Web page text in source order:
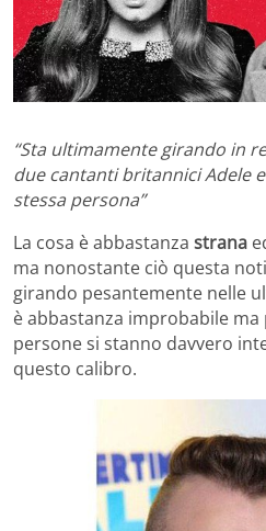
“Sta ultimamente girando in
due cantanti britannici Adele
stessa persona”
La cosa è abbastanza strana
ma nonostante ciò questa
girando pesantemente nelle
è abbastanza improbabile
persone si stanno davvero
questo calibro.